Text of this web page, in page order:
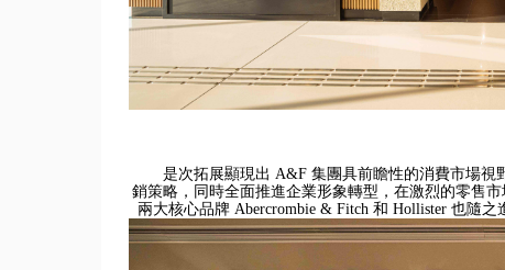
是次拓展顯現出 A&F 集團具前瞻性的消費市場視
銷策略， 同時全面推進企業形象轉型， 在激烈的零售市
兩大核心品牌 Abercrombie & Fitch 和 Hollister 也隨